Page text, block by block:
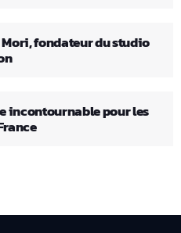
Mori, fondateur du studio
incontournable pour les